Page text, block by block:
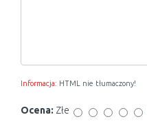
Informacja: HTML nie tłumaczony!
Ocena: Złe